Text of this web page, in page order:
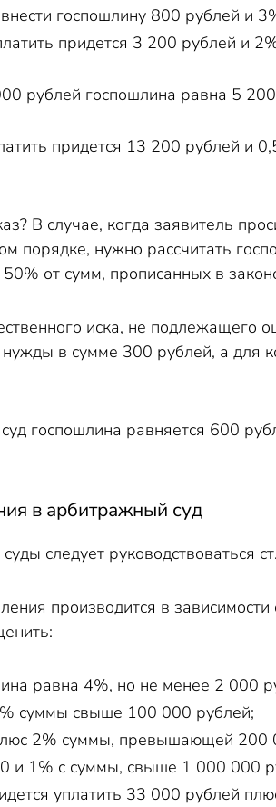
госпошлину 800 рублей и
придется 3 200 рублей и
рублей госпошлина равна 5
придется 13 200 рублей и
В случае, когда заявитель
порядке, нужно рассчитать
от сумм, прописанных в
иска, не подлежащего
в сумме 300 рублей, а для
госпошлина равняется 600
в арбитражный суд
следует руководствоваться ст.
производится в
равна 4%, но не менее 2 000
суммы свыше 100 000 рублей;
2% суммы, превышающей 200
и 1% с суммы, свыше 1 000 000
уплатить 33 000 рублей